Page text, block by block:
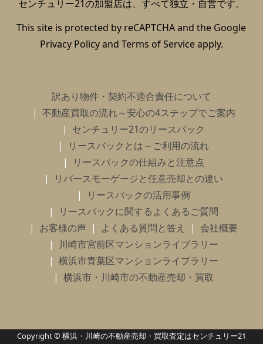
センチュリー21の加盟店は、すべて独立・自営です。
This site is protected by reCAPTCHA and the Google
Privacy Policyand Terms of Serviceapply.
訳あり物件・契約不適合責任について
不動産買取の流れ～安心の4ステップでご案内
センチュリー21のリースバック
リースバックとは～ご利用の流れ
リースバックの仕組みと注意点
リバースモーゲージと任意売却との違い
リースバックの活用事例
リースバックに関するよくあるご質問
お客様の声
よくある質問と答え
会社概要
川崎市宮前区マンションライブラリー
横浜市青葉区マンションライブラリー
横浜市・川崎市の不動産売却・買取
Copyright © 横浜・川崎の不動産売却・買取査定はセンチュリー21